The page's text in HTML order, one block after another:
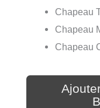
Chapeau
Chapeau
Chapeau